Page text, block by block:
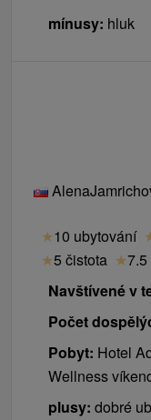
mínusy: hluk
★10 ubytování
★5 čistota ★
Navštívené v
Počet
Pobyt: Hotel
Wellness
plusy: dobré